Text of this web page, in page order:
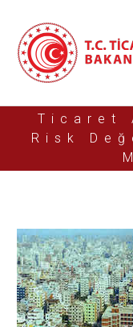
Ticaret
Risk